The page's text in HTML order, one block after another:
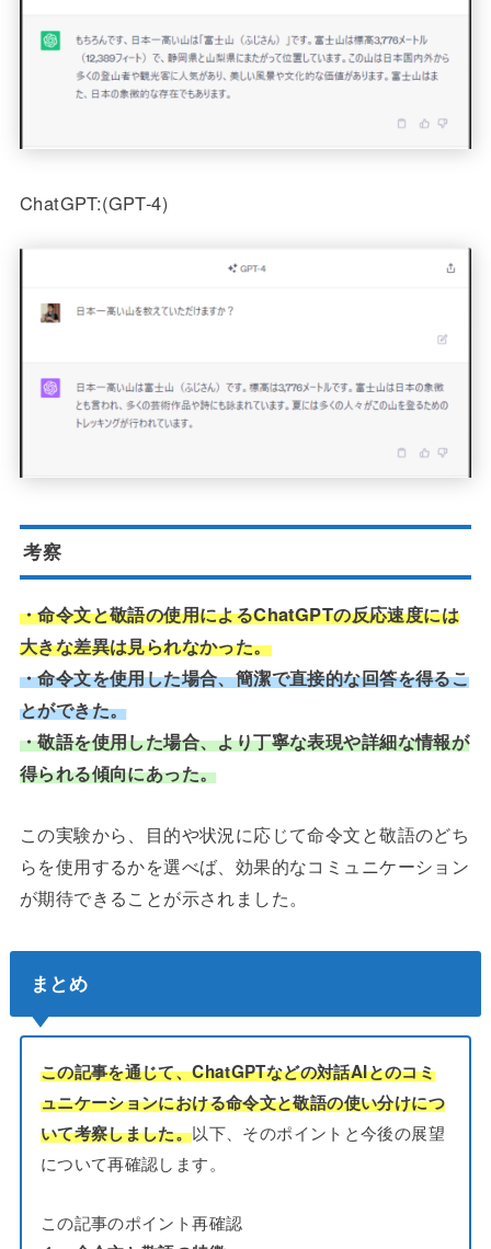
ChatGPT:(GPT-4)
考察
・命令文と敬語の使用によるChatGPTの反応速度には
大きな差異は見られなかった。
・命令文を使用した場合、簡潔で直接的な回答を得るこ
とができた。
・敬語を使用した場合、より丁寧な表現や詳細な情報が
得られる傾向にあった。
この実験から、目的や状況に応じて命令文と敬語のどち
らを使用するかを選べば、効果的なコミュニケーション
が期待できることが示されました。
まとめ
この記事を通じて、ChatGPTなどの対話AIとのコミ
ュニケーションにおける命令文と敬語の使い分けにつ
いて考察しました。以下、そのポイントと今後の展望
について再確認します。
この記事のポイント再確認